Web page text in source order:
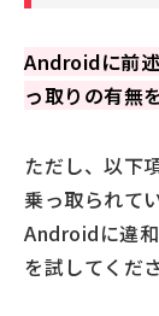
Androidに前
っ取りの有無
ただし、以下
乗っ取られて
Androidに違
を試してくだ